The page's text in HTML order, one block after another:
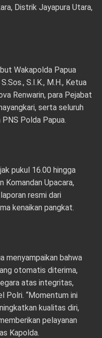
Distrik Jayapura Utara,
Wakapolda Papua
S.I.K., M.H., Ketua
Renwarin, para Pejabat
serta seluruh
PNS Polda Papua.
pukul 16.00 hingga
Komandan Upacara,
resmi dari
kenaikan pangkat.
menyampaikan bahwa
otomatis diterima,
atas integritas,
Polri. “Momentum ini
kualitas diri,
pelayanan
Kapolda.